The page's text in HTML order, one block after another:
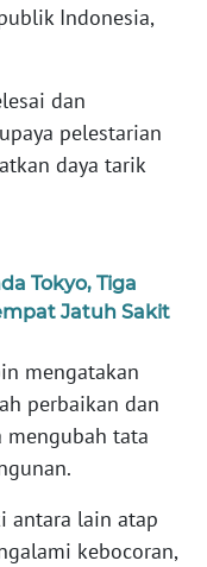
Indonesia,
dan
pelestarian
daya tarik
Tokyo, Tiga
Jatuh Sakit
mengatakan
perbaikan dan
mengubah tata
antara lain atap
kebocoran,